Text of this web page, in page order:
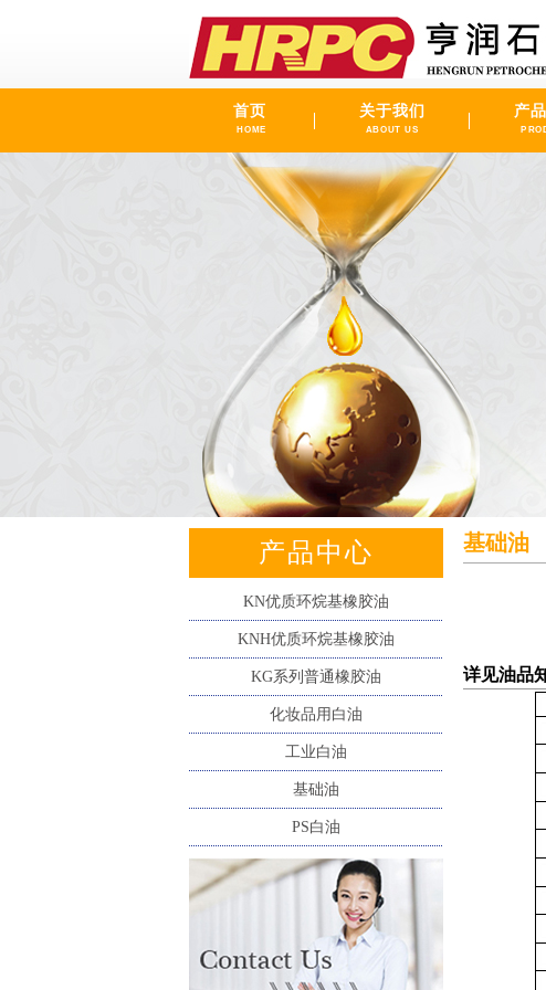
首页
HOME
关于我们
ABOUT US
产
产品中心
KN优质环烷基橡胶油
KNH优质环烷基橡胶油
KG系列普通橡胶油
化妆品用白油
工业白油
基础油
PS白油
基础油
详见油品